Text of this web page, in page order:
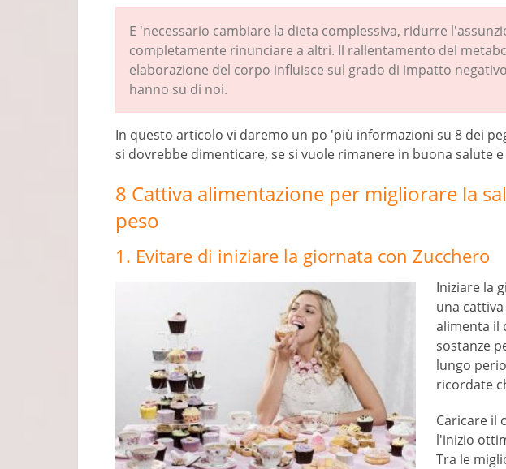
E 'necessario cambiare la dieta complessiva, ridurre
completamente rinunciare a altri. Il rallentamento del
elaborazione del corpo influisce sul grado di impatto
hanno su di noi.
In questo articolo vi daremo un po 'più informazioni su 8 dei
si dovrebbe dimenticare, se si vuole rimanere in buona salute
8 Cattiva alimentazione per migliorare la
peso
1. Evitare di iniziare la giornata con Zucchero
Iniziare la
una
alimenta il
sostanze
lungo
ricordate
Caricare il
l'inizio
Tra le